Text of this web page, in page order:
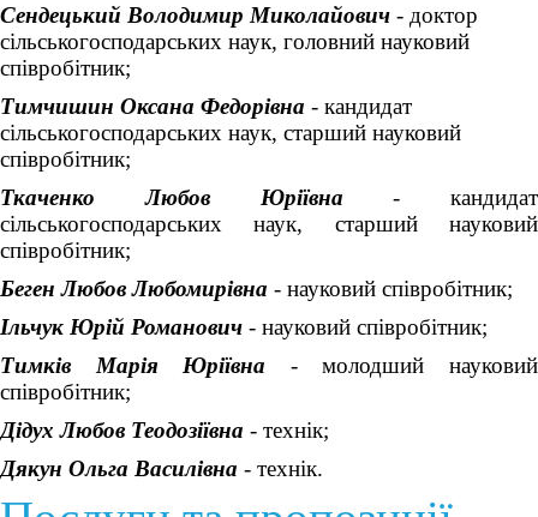
Сендецький Володимир Миколайович - доктор
сільськогосподарських наук, головний науковий
співробітник;
Тимчишин Оксана Федорівна - кандидат
сільськогосподарських наук, старший науковий
співробітник;
Ткаченко Любов Юріївна - кандидат
сільськогосподарських наук, старший науковий
співробітник;
Беген Любов Любомирівна - науковий співробітник;
Ільчук Юрій Романович - науковий співробітник;
Тимків Марія Юріївна - молодший науковий
співробітник;
Дідух Любов Теодозіївна - технік;
Дякун Ольга Василівна - технік.